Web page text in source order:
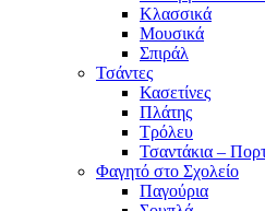
Κλασσικά
Μουσικά
Σπιράλ
Τσάντες
Κασετίνες
Πλάτης
Τρόλευ
Τσαντάκια –
Φαγητό στο Σχολείο
Παγούρια